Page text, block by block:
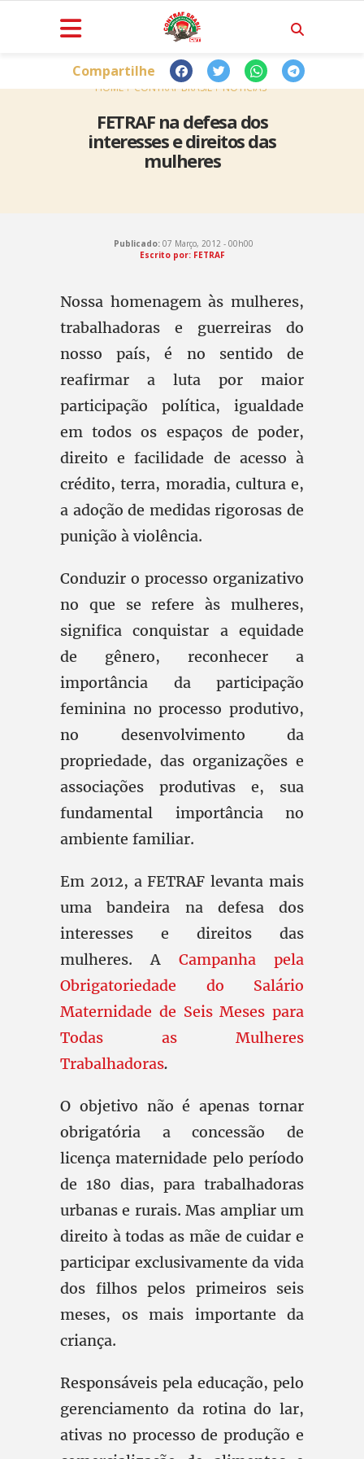
HOME CONTRAF BRASIL NOTÍCIAS
FETRAF na defesa dos
interesses e direitos das
mulheres
Compartilhe
Publicado:07 Março, 2012 - 00h00
Escrito por: FETRAF
Nossa homenagem às mulheres,
trabalhadoras e guerreiras do
nosso país, é no sentido de
reafirmar a luta por maior
participação política, igualdade
em todos os espaços de poder,
direito e facilidade de acesso à
crédito, terra, moradia, cultura e,
a adoção de medidas rigorosas de
punição à violência.
Conduzir o processo organizativo
no que se refere às mulheres,
significa conquistar a equidade
de gênero, reconhecer a
importância da participação
feminina no processo produtivo,
no desenvolvimento da
propriedade, das organizações e
associações produtivas e, sua
fundamental importância no
ambiente familiar.
Em 2012, a FETRAF levanta mais
uma bandeira na defesa dos
interesses e direitos das
mulheres. A Campanha pela
Obrigatoriedade do Salário
Maternidade de Seis Meses para
Todas as Mulheres
Trabalhadoras.
O objetivo não é apenas tornar
obrigatória a concessão de
licença maternidade pelo período
de 180 dias, para trabalhadoras
urbanas e rurais. Mas ampliar um
direito à todas as mãe de cuidar e
participar exclusivamente da vida
dos filhos pelos primeiros seis
meses, os mais importante da
criança.
Responsáveis pela educação, pelo
gerenciamento da rotina do lar,
ativas no processo de produção e